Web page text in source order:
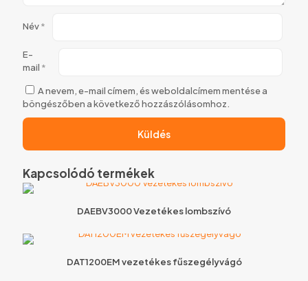
Név*
E-
mail *
A nevem, e-mail címem, és weboldalcímem mentése a
böngészőben a következő hozzászólásomhoz.
Kapcsolódó termékek
DAEBV3000 Vezetékes lombszívó
DAT1200EM vezetékes fűszegélyvágó